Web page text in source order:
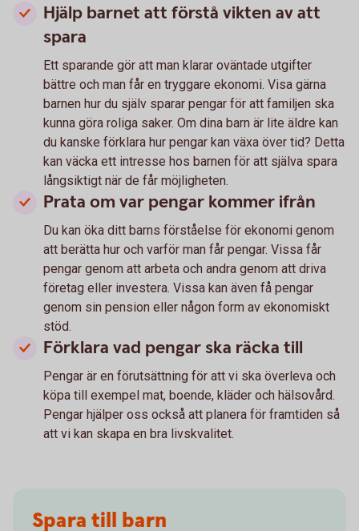
Hjälp barnet att förstå vikten av att
spara
Ett sparande gör att man klarar oväntade utgifter
bättre och man får en tryggare ekonomi. Visa gärna
barnen hur du själv sparar pengar för att familjen ska
kunna göra roliga saker. Om dina barn är lite äldre kan
du kanske förklara hur pengar kan växa över tid? Detta
kan väcka ett intresse hos barnen för att själva spara
långsiktigt när de får möjligheten.
Prata om var pengar kommer ifrån
Du kan öka ditt barns förståelse för ekonomi genom
att berätta hur och varför man får pengar. Vissa får
pengar genom att arbeta och andra genom att driva
företag eller investera. Vissa kan även få pengar
genom sin pension eller någon form av ekonomiskt
stöd.
Förklara vad pengar ska räcka till
Pengar är en förutsättning för att vi ska överleva och
köpa till exempel mat, boende, kläder och hälsovård.
Pengar hjälper oss också att planera för framtiden så
att vi kan skapa en bra livskvalitet.
Spara till barn